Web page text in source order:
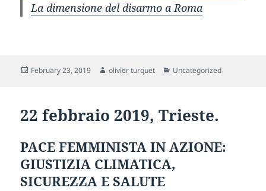
La dimensione del disarmo a Roma
Posted
February 23, 2019 Author
olivier turquet Categories
Uncategorized
22 febbraio 2019, Trieste.
PACE FEMMINISTA IN AZIONE:
GIUSTIZIA CLIMATICA,
SICUREZZA E SALUTE